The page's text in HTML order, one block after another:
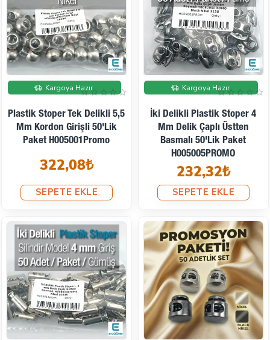
Kargoya Hazır
Plastik Stoper Tek Delikli 5,5
Mm Kordon Girişli 50'lik
Paket H005001Promo
322,08₺
SEPETE EKLE
Kargoya Hazır
İki Delikli Plastik Stoper 4
Mm Delik Çaplı Üstten
Basmalı 50'lik Paket
H005005PROMO
232,32₺
SEPETE EKLE